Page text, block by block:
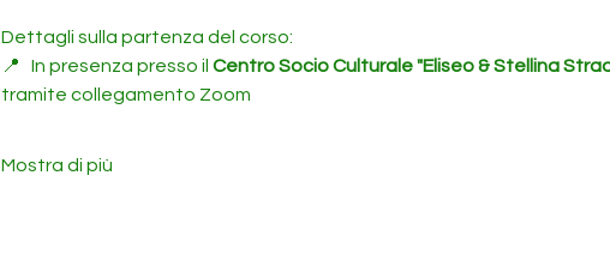
Dettagli sulla partenza del corso:
📍
In presenza presso il Centro Socio Culturale "Eliseo & Stellina
tramite collegamento Zoom
Mostra di più